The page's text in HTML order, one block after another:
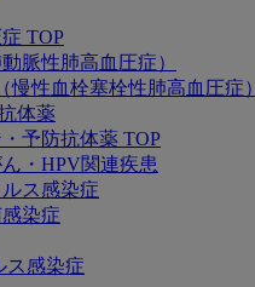
TOP
脈性肺高血圧症）
慢性血栓塞栓性肺高血圧症）
体薬
予防抗体薬 TOP
・HPV関連疾患
ス感染症
染症
ス感染症